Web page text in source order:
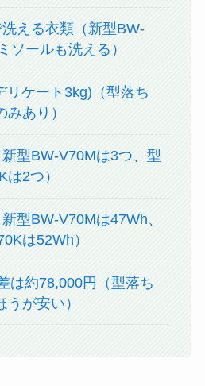
える衣類（新型BW-
ソールも洗える）
リケート3kg)（型落ち
あり）
型BW-V70Mは3つ、型
2つ）
型BW-V70Mは47Wh、
は52Wh）
は約78,000円（型落ち
が安い）